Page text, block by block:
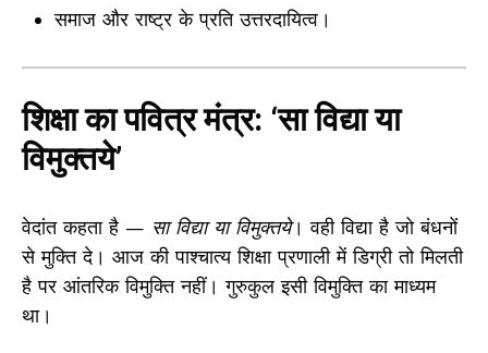
समाज और राष्ट्र के प्रति उत्तरदायित्व।
शिक्षा का पवित्र मंत्र: ‘सा विद्या या
विमुक्तये’
वेदांत कहता है — सा विद्या या विमुक्तये। वही विद्या है जो बंधनों
से मुक्ति दे। आज की पाश्चात्य शिक्षा प्रणाली में डिग्री तो मिलती
है पर आंतरिक विमुक्ति नहीं। गुरुकुल इसी विमुक्ति का माध्यम
था।